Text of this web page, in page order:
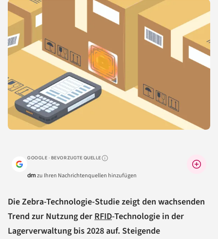
GOOGLE · BEVORZUGTE QUELLEWarum lohnt sich das?
dmzu Ihren Nachrichtenquellen hinzufügen
Die Zebra-Technologie-Studie zeigt den wachsenden
Trend zur Nutzung derRFID-Technologie in der
Lagerverwaltung bis 2028 auf. Steigende